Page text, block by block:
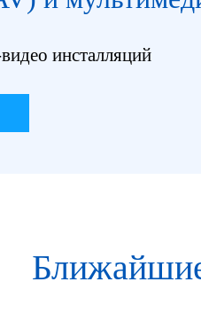
инсталляций